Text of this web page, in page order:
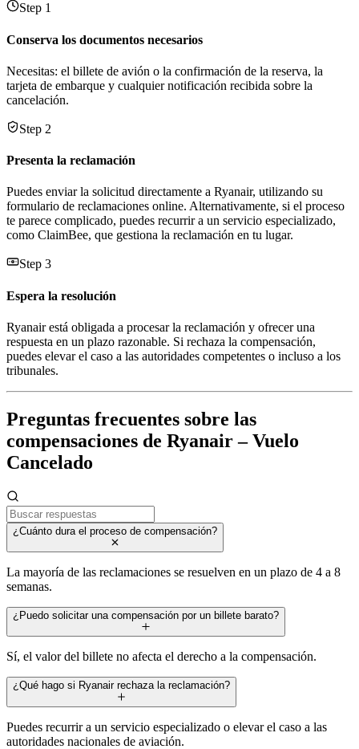
Step 1
Conserva los documentos necesarios
Necesitas: el billete de avión o la confirmación de la reserva, la
tarjeta de embarque y cualquier notificación recibida sobre la
cancelación.
Step 2
Presenta la reclamación
Puedes enviar la solicitud directamente a Ryanair, utilizando su
formulario de reclamaciones online. Alternativamente, si el proceso
te parece complicado, puedes recurrir a un servicio especializado,
como ClaimBee, que gestiona la reclamación en tu lugar.
Step 3
Espera la resolución
Ryanair está obligada a procesar la reclamación y ofrecer una
respuesta en un plazo razonable. Si rechaza la compensación,
puedes elevar el caso a las autoridades competentes o incluso a los
tribunales.
Preguntas frecuentes sobre las
compensaciones de Ryanair – Vuelo
Cancelado
¿Cuánto dura el proceso de compensación?
La mayoría de las reclamaciones se resuelven en un plazo de 4 a 8
semanas.
¿Puedo solicitar una compensación por un billete barato?
Sí, el valor del billete no afecta el derecho a la compensación.
¿Qué hago si Ryanair rechaza la reclamación?
Puedes recurrir a un servicio especializado o elevar el caso a las
autoridades nacionales de aviación.